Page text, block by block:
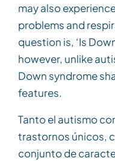
may also
problems and
question is, ‘Is
however, unlike
Down syndrome
features.
Tanto el autismo
trastornos únicos,
conjunto de